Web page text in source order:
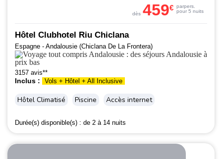
Hôtel Clubhotel Riu Chiclana
Espagne - Andalousie (Chiclana De La Frontera)
3157 avis**
Inclus : Vols + Hôtel + All Inclusive
Hôtel Climatisé Piscine Accès internet
Durée(s) disponible(s) : de 2 à 14 nuits
dès 459€ parpers.
pour 5 nuits